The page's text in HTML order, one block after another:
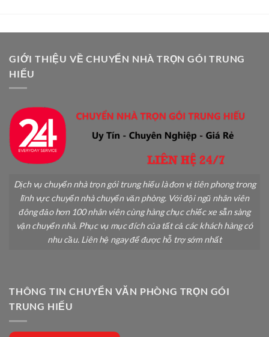
A-
Nhà
Toàn
Không
GIỚI THIỆU VỀ CHUYỂN NHÀ TRỌN GÓI TRUNG
HIẾU
Dịch vụ chuyển nhà trọn gói trung hiếu là đơn vị tiên phong trong
lĩnh vực chuyển nhà chuyển văn phòng. Với đội ngũ nhân viên
đông đảo hơn 100 nhân viên cùng hàng chục chiếc xe sẵn sàng
vận chuyển nhà. Phục vụ mục đích của tất cả các khách hàng có
nhu cầu. Liên hệ ngay để được hỗ trợ sớm nhất
THÔNG TIN CHUYỂN VĂN PHÒNG TRỌN GÓI
TRUNG HIẾU